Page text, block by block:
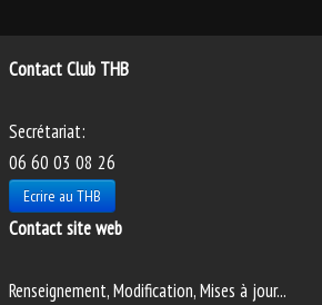
Contact Club THB
Secrétariat:
06 60 03 08 26
Ecrire au THB
Contact site web
Renseignement, Modification, Mises à jour...